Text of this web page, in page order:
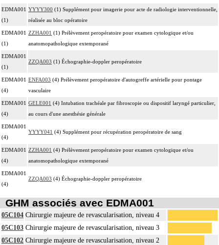
EDMA001
(1)
YYYY300 (1) Supplément pour imagerie pour acte de radiologie interventionnelle,
réalisée au bloc opératoire
EDMA001
(1)
ZZHA001 (1) Prélèvement peropératoire pour examen cytologique et/ou
anatomopathologique extemporané
EDMA001
(1)
ZZQA003 (1) Échographie-doppler peropératoire
EDMA001
(4)
ENFA003 (4) Prélèvement peropératoire d'autogreffe artérielle pour pontage
vasculaire
EDMA001
(4)
GELE001 (4) Intubation trachéale par fibroscopie ou dispositif laryngé particulier,
au cours d'une anesthésie générale
EDMA001
(4)
YYYY041 (4) Supplément pour récupération peropératoire de sang
EDMA001
(4)
ZZHA001 (4) Prélèvement peropératoire pour examen cytologique et/ou
anatomopathologique extemporané
EDMA001
(4)
ZZQA003 (4) Échographie-doppler peropératoire
GHM associés avec EDMA001
05C104 Chirurgie majeure de revascularisation, niveau 4
05C103 Chirurgie majeure de revascularisation, niveau 3
05C102 Chirurgie majeure de revascularisation, niveau 2